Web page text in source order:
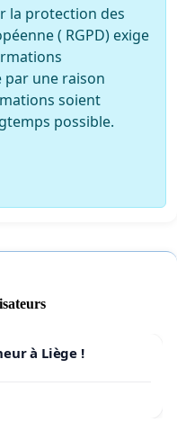
que
la race
retiré.
rarement appliquées
vous resterez
la protection des
( RGPD) exige
une raison
soient
possible.
à Liège !